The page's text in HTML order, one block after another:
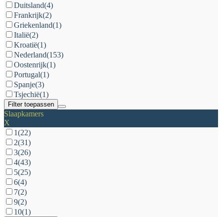
Duitsland(4)
Frankrijk(2)
Griekenland(1)
Italië(2)
Kroatië(1)
Nederland(153)
Oostenrijk(1)
Portugal(1)
Spanje(3)
Tsjechië(1)
Filter toepassen
Slaapkamers
X
1(22)
2(31)
3(26)
4(43)
5(25)
6(4)
7(2)
9(2)
10(1)